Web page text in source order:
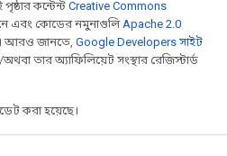
কন্টেন্ট Creative Commons
এবং কোডের নমুনাগুলিApache 2.0
আরও জানতে, Google Developers সাইট
তার অ্যাফিলিয়েট সংস্থার রেজিস্টার্ড
করা হয়েছে।